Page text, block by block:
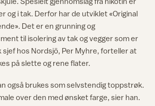
og i tak. Derfor har de utviklet «Original
Det er en grunning og
til isolering av tak og vegger som er
sjef hos Nordsjö, Per Myhre, forteller at
på slette og rene flater.
også brukes som selvstendig toppstrøk.
over den med ønsket farge, sier han.